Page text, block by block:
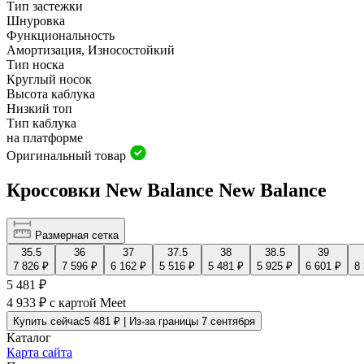
Тип застежки
Шнуровка
Функциональность
Амортизация, Износостойкий
Тип носка
Круглый носок
Высота каблука
Низкий топ
Тип каблука
на платформе
Оригинальный товар
Кроссовки New Balance New Balance
Размерная сетка
35.5
7 826 ₽
36
7 596 ₽
37
6 162 ₽
37.5
5 516 ₽
38
5 481 ₽
38.5
5 925 ₽
39
6 601 ₽
8
5 481 ₽
4 933 ₽ с картой Meet
Купить сейчас5 481 ₽ | Из-за границы 7 сентября
Каталог
Карта сайта